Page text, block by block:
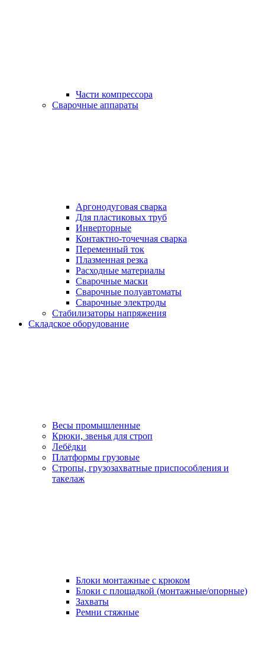
Части компрессора
Сварочные аппараты
Аргонодуговая сварка
Для пластиковых труб
Инверторные
Контактно-точечная сварка
Переменный ток
Плазменная резка
Расходные материалы
Сварочные маски
Сварочные полуавтоматы
Сварочные электроды
Стабилизаторы напряжения
Складское оборудование
Весы промышленные
Крюки, звенья для строп
Лебёдки
Платформы грузовые
Стропы, грузозахватные приспособления и
такелаж
Блоки монтажные с крюком
Блоки с площадкой (монтажные/опорные)
Захваты
Ремни стяжные